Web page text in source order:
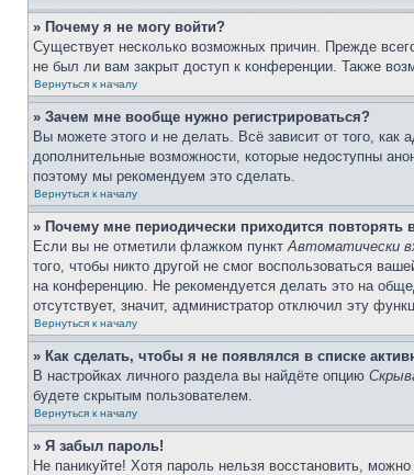
» Почему я не могу войти?
Существует несколько возможных причин. Прежде
не был ли вам закрыт доступ к конференции. Также
Вернуться к началу
» Зачем мне вообще нужно регистрироваться?
Вы можете этого и не делать. Всё зависит от того,
дополнительные возможности, которые недоступны
поэтому мы рекомендуем это сделать.
Вернуться к началу
» Почему мне периодически приходится повторять
Если вы не отметили флажком пунктАвтоматически
того, чтобы никто другой не смог воспользоваться
на конференцию. Не рекомендуется делать это на
отсутствует, значит, администратор отключил эту
Вернуться к началу
» Как сделать, чтобы я не появлялся в списке
В настройках личного раздела вы найдёте опцию
будете скрытым пользователем.
Вернуться к началу
» Я забыл пароль!
Не паникуйте! Хотя пароль нельзя восстановить,